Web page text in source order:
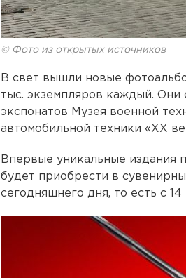
© Фото из открытых источников
В свет вышли новые
тыс. экземпляров каждый.
экспонатов Музея военной
автомобильной техники «ХХ
Впервые уникальные издания
будет приобрести в
сегодняшнего дня, то есть с